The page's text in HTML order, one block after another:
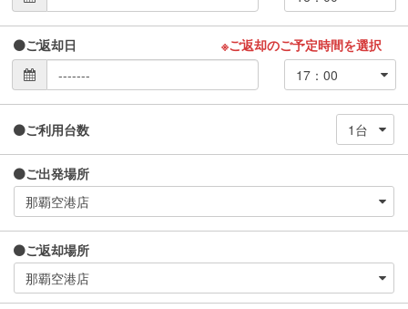
ご返却日 ※ご返却のご予定時間を選択
ご利用台数
ご出発場所
ご返却場所